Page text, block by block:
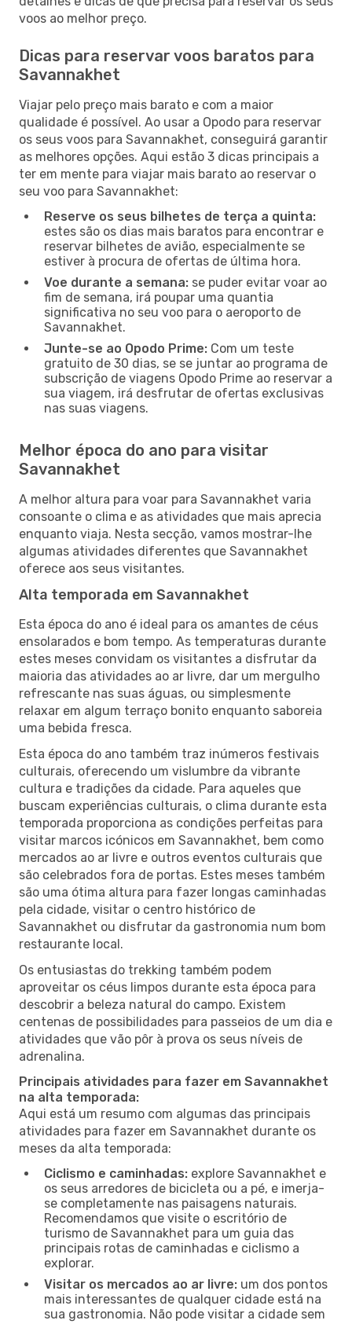
voos ao melhor preço.
Dicas para reservar voos baratos para
Savannakhet
Viajar pelo preço mais barato e com a maior
qualidade é possível. Ao usar a Opodo para reservar
os seus voos para Savannakhet, conseguirá garantir
as melhores opções. Aqui estão 3 dicas principais a
ter em mente para viajar mais barato ao reservar o
seu voo para Savannakhet:
Reserve os seus bilhetes de terça a quinta:
estes são os dias mais baratos para encontrar e
reservar bilhetes de avião, especialmente se
estiver à procura de ofertas de última hora.
Voe durante a semana: se puder evitar voar ao
fim de semana, irá poupar uma quantia
significativa no seu voo para o aeroporto de
Savannakhet.
Junte-se ao Opodo Prime: Com um teste
gratuito de 30 dias, se se juntar ao programa de
subscrição de viagens Opodo Prime ao reservar a
sua viagem, irá desfrutar de ofertas exclusivas
nas suas viagens.
Melhor época do ano para visitar
Savannakhet
A melhor altura para voar para Savannakhet varia
consoante o clima e as atividades que mais aprecia
enquanto viaja. Nesta secção, vamos mostrar-lhe
algumas atividades diferentes que Savannakhet
oferece aos seus visitantes.
Alta temporada em Savannakhet
Esta época do ano é ideal para os amantes de céus
ensolarados e bom tempo. As temperaturas durante
estes meses convidam os visitantes a disfrutar da
maioria das atividades ao ar livre, dar um mergulho
refrescante nas suas águas, ou simplesmente
relaxar em algum terraço bonito enquanto saboreia
uma bebida fresca.
Esta época do ano também traz inúmeros festivais
culturais, oferecendo um vislumbre da vibrante
cultura e tradições da cidade. Para aqueles que
buscam experiências culturais, o clima durante esta
temporada proporciona as condições perfeitas para
visitar marcos icónicos em Savannakhet, bem como
mercados ao ar livre e outros eventos culturais que
são celebrados fora de portas. Estes meses também
são uma ótima altura para fazer longas caminhadas
pela cidade, visitar o centro histórico de
Savannakhet ou disfrutar da gastronomia num bom
restaurante local.
Os entusiastas do trekking também podem
aproveitar os céus limpos durante esta época para
descobrir a beleza natural do campo. Existem
centenas de possibilidades para passeios de um dia e
atividades que vão pôr à prova os seus níveis de
adrenalina.
Principais atividades para fazer em Savannakhet
na alta temporada:
Aqui está um resumo com algumas das principais
atividades para fazer em Savannakhet durante os
meses da alta temporada:
Ciclismo e caminhadas: explore Savannakhet e
os seus arredores de bicicleta ou a pé, e imerja-
se completamente nas paisagens naturais.
Recomendamos que visite o escritório de
turismo de Savannakhet para um guia das
principais rotas de caminhadas e ciclismo a
explorar.
Visitar os mercados ao ar livre: um dos pontos
mais interessantes de qualquer cidade está na
sua gastronomia. Não pode visitar a cidade sem